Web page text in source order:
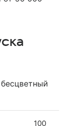
100